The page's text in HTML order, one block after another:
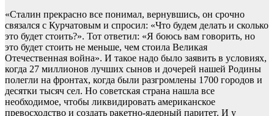
«Сталин прекрасно все понимал, вернувшись, он срочно
связался с Курчатовым и спросил: «Что будем делать и сколько
это будет стоить?». Тот ответил: «Я боюсь вам говорить, но
это будет стоить не меньше, чем стоила Великая
Отечественная война». И такое надо было заявить в условиях,
когда 27 миллионов лучших сынов и дочерей нашей Родины
полегли на фронтах, когда были разгромлены 1700 городов и
десятки тысяч сел. Но советская страна нашла все
необходимое, чтобы ликвидировать американское
превосходство и создать ракетно-ядерный паритет. И у